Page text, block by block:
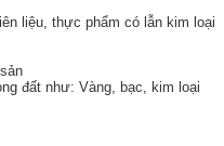
liệu, thực phẩm có lẫn kim loại
đất như: Vàng, bạc, kim loại